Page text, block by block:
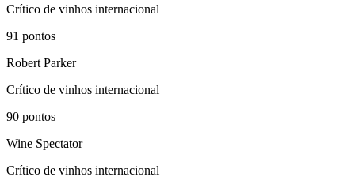
Crítico de vinhos internacional
91 pontos
Robert Parker
Crítico de vinhos internacional
90 pontos
Wine Spectator
Crítico de vinhos internacional